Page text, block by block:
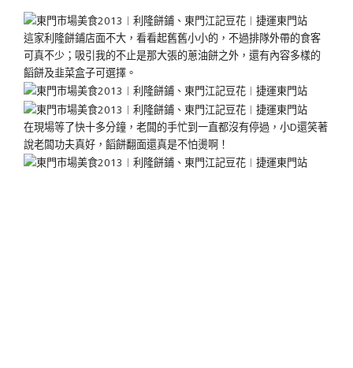
這家利隆餅鋪店面不大，看看起舊舊小小的，不過排隊外帶的食客
可真不少；吸引我的不止是那大張的蔥油餅之外，還有內容多樣的
饀餅及韭菜盒子可選擇。
在現場等了快十多分鐘，老闆的手忙到一直都沒有停過，小D還笑著
說老闆功夫真好，饀餅翻面還真是不怕燙啊！